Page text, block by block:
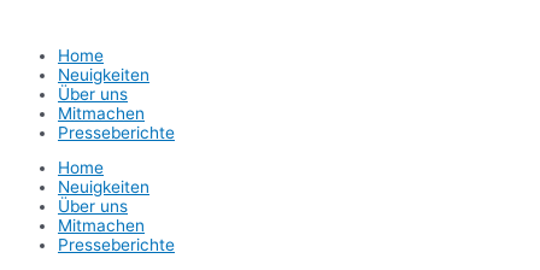
Home
Neuigkeiten
Über uns
Mitmachen
Presseberichte
Home
Neuigkeiten
Über uns
Mitmachen
Presseberichte